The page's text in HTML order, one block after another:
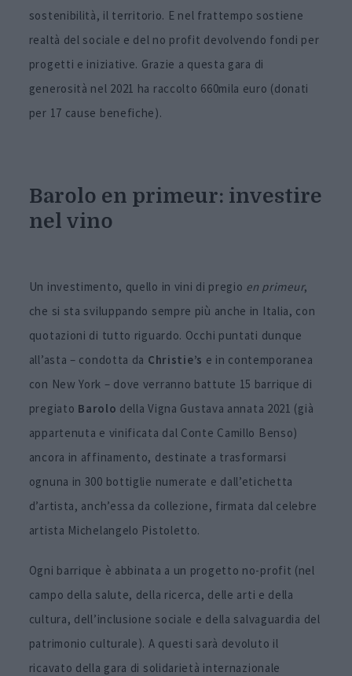
sostenibilità, il territorio. E nel frattempo sostiene
realtà del sociale e del no profit devolvendo fondi per
progetti e iniziative. Grazie a questa gara di
generosità nel 2021 ha raccolto 660mila euro (donati
per 17 cause benefiche).
Barolo en primeur: investire
nel vino
Un investimento, quello in vini di pregio en primeur,
che si sta sviluppando sempre più anche in Italia, con
quotazioni di tutto riguardo. Occhi puntati dunque
all’asta – condotta da Christie’s e in contemporanea
con New York – dove verranno battute 15 barrique di
pregiato Barolo della Vigna Gustava annata 2021 (già
appartenuta e vinificata dal Conte Camillo Benso)
ancora in affinamento, destinate a trasformarsi
ognuna in 300 bottiglie numerate e dall’etichetta
d’artista, anch’essa da collezione, firmata dal celebre
artista Michelangelo Pistoletto.
Ogni barrique è abbinata a un progetto no-profit (nel
campo della salute, della ricerca, delle arti e della
cultura, dell’inclusione sociale e della salvaguardia del
patrimonio culturale). A questi sarà devoluto il
ricavato della gara di solidarietà internazionale